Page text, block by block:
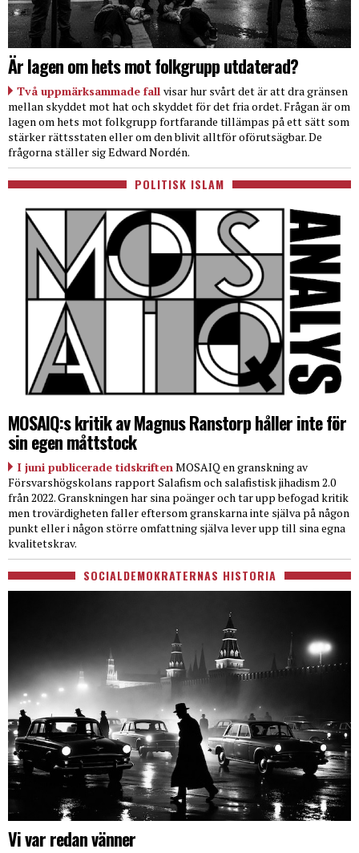
Är lagen om hets mot folkgrupp utdaterad?
Två uppmärksammade fall visar hur svårt det är att dra gränsen
mellan skyddet mot hat och skyddet för det fria ordet. Frågan är om
lagen om hets mot folkgrupp fortfarande tillämpas på ett sätt som
stärker rättsstaten eller om den blivit alltför oförutsägbar. De
frågorna ställer sig Edward Nordén.
POLITISK ISLAM
MOSAIQ:s kritik av Magnus Ranstorp håller inte för
sin egen måttstock
I juni publicerade tidskriftenMOSAIQ en granskning av
Försvarshögskolans rapport Salafism och salafistisk jihadism 2.0
från 2022. Granskningen har sina poänger och tar upp befogad kritik
men trovärdigheten faller eftersom granskarna inte själva på någon
punkt eller i någon större omfattning själva lever upp till sina egna
kvalitetskrav.
SOCIALDEMOKRATERNAS HISTORIA
Vi var redan vänner